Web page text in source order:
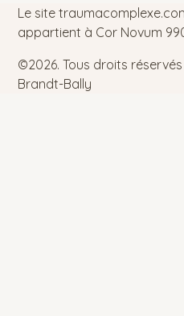
Le site
appartient à Cor Novum
©2026.Tous droits
Brandt-Bally